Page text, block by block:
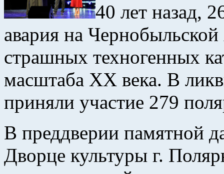
40 лет назад,
авария на
страшных техногенных
масштаба ХХ века. В
приняли участие 279
В преддверии памятной
Дворце культуры г.